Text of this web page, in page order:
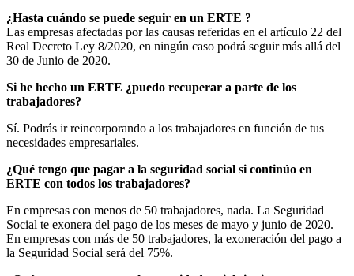
¿Hasta cuándo se puede seguir en un ERTE ?
Las empresas afectadas por las causas referidas en el artículo 22 del
Real Decreto Ley 8/2020, en ningún caso podrá seguir más allá del
30 de Junio de 2020.
Si he hecho un ERTE ¿puedo recuperar a parte de los
trabajadores?
Sí. Podrás ir reincorporando a los trabajadores en función de tus
necesidades empresariales.
¿Qué tengo que pagar a la seguridad social si continúo en
ERTE con todos los trabajadores?
En empresas con menos de 50 trabajadores, nada. La Seguridad
Social te exonera del pago de los meses de mayo y junio de 2020.
En empresas con más de 50 trabajadores, la exoneración del pago a
la Seguridad Social será del 75%.